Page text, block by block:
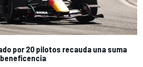
por 20 pilotos recauda una suma